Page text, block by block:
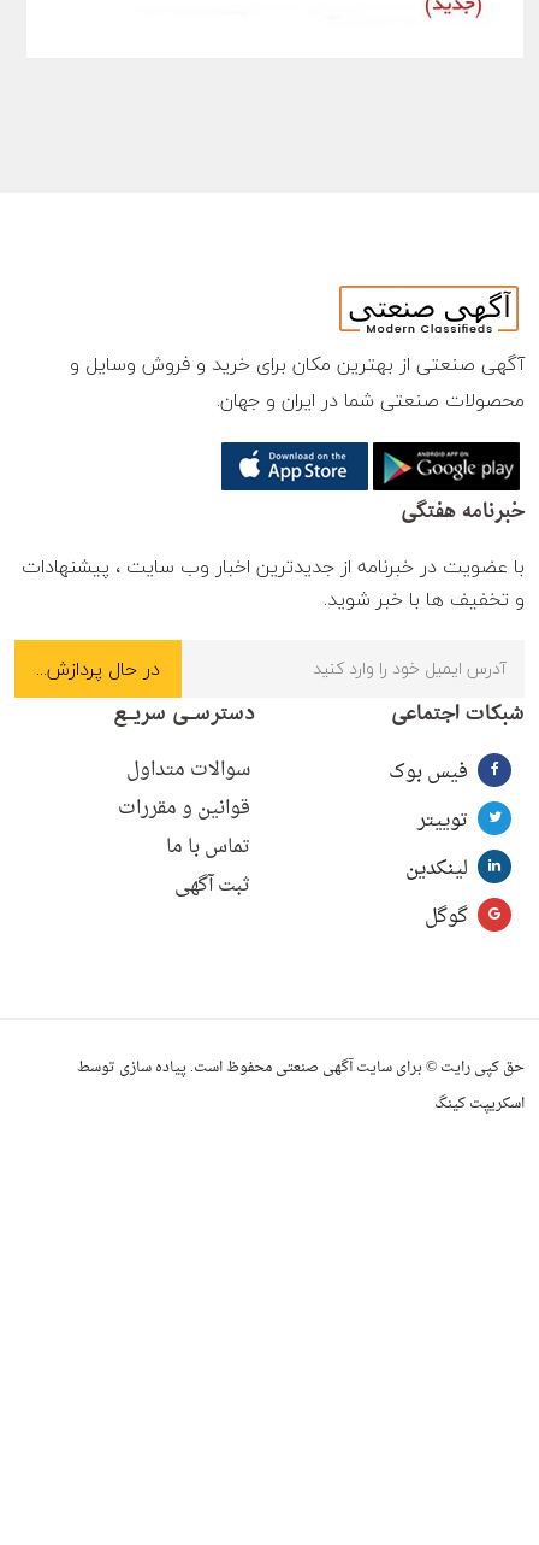
آگهی صنعتی از بهترین مکان برای خرید و فروش وسایل و
محصولات صنعتی شما در ایران و جهان.
خبرنامه هفتگی
با عضویت در خبرنامه از جدیدترین اخبار وب سایت ، پیشنهادات
و تخفیف ها با خبر شوید.
شبکات اجتماعی
فیس بوک
توییتر
لینکدین
گوگل
دسترسـی سریـع
سوالات متداول
قوانین و مقررات
تماس با ما
ثبت آگهی
حق کپی رایت © برای سایت آگهی صنعتی محفوظ است. پیاده سازی توسط
اسکریپت کینگ